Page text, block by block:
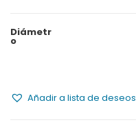
Diámetr
o
Añadir a lista de deseos